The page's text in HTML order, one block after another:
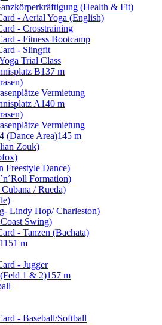
(Health & Fit)
- Aerial Yoga (English)
- Crosstraining
- Fitness Bootcamp
- Slingfit
Trial Class
B137 m
Vermietung
A140 m
Vermietung
(Dance Area)145 m
Zouk)
Freestyle Dance)
Formation)
/ Rueda)
Lindy Hop/ Charleston)
Swing)
- Tanzen (Bachata)
151 m
- Jugger
1 & 2)157 m
- Baseball/Softball